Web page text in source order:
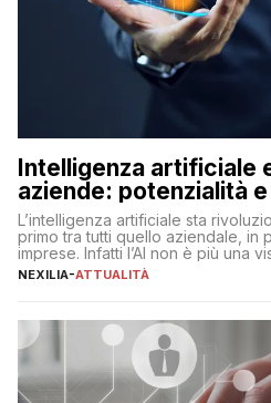
Intelligenza artificiale
aziende: potenzialità
L’intelligenza artificiale sta
primo tra tutti quello aziendale, in
imprese. Infatti l’AI non è più una
realtà operativa che sta portando
operazioni, bensì comporta […]
NEXILIA-ATTUALITÀ